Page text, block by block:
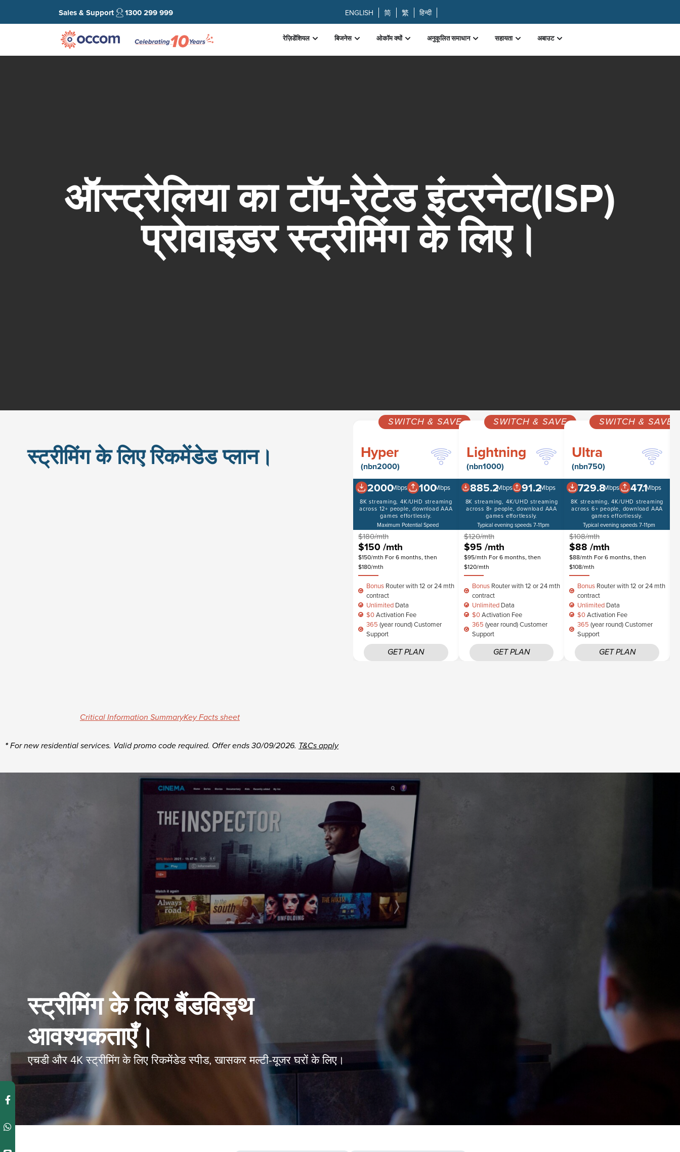
Sales & Support 1300 299 999 ENGLISH 简 繁 हिन्दी
रेज़िडेंशियल बिजनेस ओकॉम क्यों अनुकूलित समाधान सहायता अबाउट
ऑस्ट्रेलिया का टॉप-रेटेड इंटरनेट(ISP)
प्रोवाइडर स्ट्रीमिंग के लिए।
स्ट्रीमिंग के लिए रिकमेंडेड प्लान।
SWITCH & SAVE
Hyper
(nbn2000)
2000Mbps 100Mbps
8K streaming, 4K/UHD streaming
across 12+ people, download AAA
games effortlessly.
Maximum Potential Speed
$180/mth
$150/mth
$150/mth For 6 months, then
$180/mth
Bonus Router with 12 or 24 mth
contract
Unlimited Data
$0Activation Fee
365 (year round) Customer
Support
GET PLAN
SWITCH & SAVE
Lightning
(nbn1000)
885.2Mbps 91.2Mbps
8K streaming, 4K/UHD streaming
across 8+ people, download AAA
games effortlessly.
Typical evening speeds 7-11pm
$120/mth
$95 /mth
$95/mth For 6 months, then
$120/mth
BonusRouter with 12 or 24 mth
contract
UnlimitedData
$0Activation Fee
365 (year round) Customer
Support
GET PLAN
SWITCH & SAVE
Ultra
(nbn750)
729.8Mbps 47.1Mbps
8K streaming, 4K/UHD streaming
across 6+ people, download AAA
games effortlessly.
Typical evening speeds 7-11pm
$108/mth
$88/mth
$88/mth For 6 months, then
$108/mth
Bonus Router with 12 or 24 mth
contract
Unlimited Data
$0Activation Fee
365 (year round) Customer
Support
GET PLAN
Critical Information SummaryKey Facts sheet
*For new residential services. Valid promo code required. Offer ends 30/09/2026. T&Cs apply
स्ट्रीमिंग के लिए बैंडविड्थ
आवश्यकताएँ।
एचडी और 4K स्ट्रीमिंग के लिए रिकमेंडेड स्पीड, खासकर मल्टी-यूजर घरों के लिए।